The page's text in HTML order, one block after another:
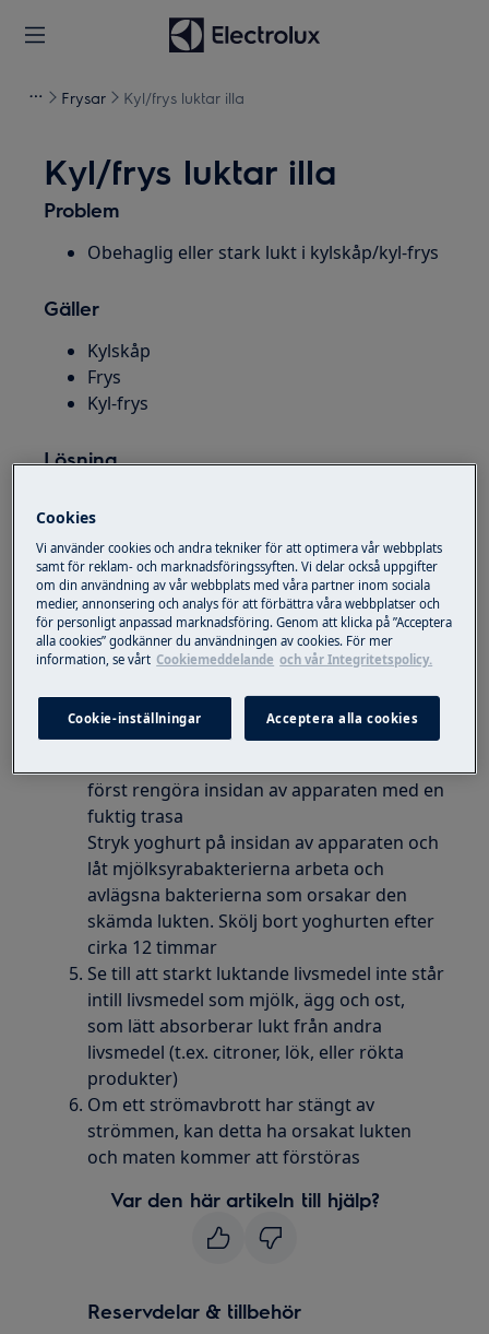
Frysar Kyl/frys luktar illa
Kyl/frys luktar illa
Problem
Obehaglig eller stark lukt i kylskåp/kyl-frys
Gäller
Kylskåp
Frys
Kyl-frys
Lösning
behållare
Rengör hyllorna, dörrtätningen och
insidan försiktigt med ett lämpligt
antibakteriellt
desinfektionsmedel/rengöringsmedel.
Du kan hitta lämpliga rengörings- och
Rengör droppbrickan ovanför
kompressorn på baksidan av apparaten
först rengöra insidan av apparaten med en
fuktig trasa
Stryk yoghurt på insidan av apparaten och
låt mjölksyrabakterierna arbeta och
avlägsna bakterierna som orsakar den
skämda lukten. Skölj bort yoghurten efter
cirka 12 timmar
Se till att starkt luktande livsmedel inte står
intill livsmedel som mjölk, ägg och ost,
som lätt absorberar lukt från andra
livsmedel (t.ex. citroner, lök, eller rökta
produkter)
Om ett strömavbrott har stängt av
strömmen, kan detta ha orsakat lukten
och maten kommer att förstöras
Var den här artikeln till hjälp?
Reservdelar & tillbehör
Cookies
Vi använder cookies och andra tekniker för att optimera vår webbplats
samt för reklam- och marknadsföringssyften. Vi delar också uppgifter
om din användning av vår webbplats med våra partner inom sociala
medier, annonsering och analys för att förbättra våra webbplatser och
för personligt anpassad marknadsföring. Genom att klicka på ”Acceptera
alla cookies” godkänner du användningen av cookies. För mer
information, se vårt Cookiemeddelande och vår Integritetspolicy.
Cookie-inställningar Acceptera alla cookies